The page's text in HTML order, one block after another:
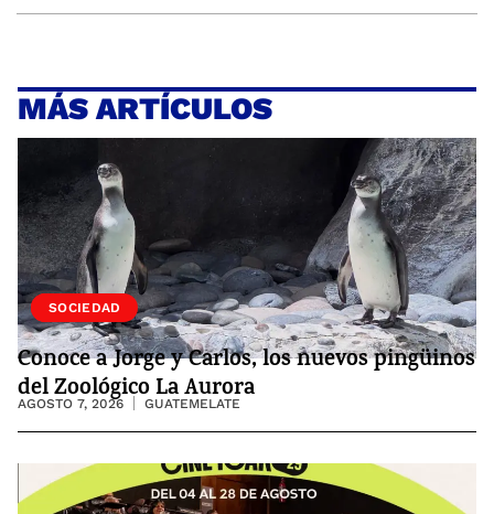
MÁS ARTÍCULOS
VIDA
SOCIEDAD
Conoce a Jorge y Carlos, los nuevos pingüinos
del Zoológico La Aurora
AGOSTO 7, 2026 GUATEMELATE